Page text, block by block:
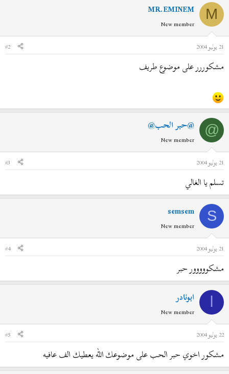
M
MR.EMINEM
New member
21 يوليو 2004
#2
مشكوررر على موضوع طريف
@ @حبر الحب@
New member
21 يوليو 2004
#3
تسلم يا الغالي
S
semsem
New member
21 يوليو 2004
#4
مشكووووور حبر
ابونادر
New member
22 يوليو 2004
#5
مشكور اخوي حبر الحب على موضوعك الله يعطيك الف عافيه